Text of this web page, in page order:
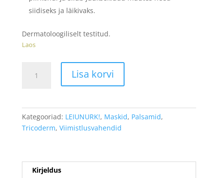
siidiseks ja läikivaks.
Dermatoloogiliselt testitud.
Laos
taastav
kogus
Lisa korvi
Kategooriad: LEIUNURK!, Maskid, Palsamid,
Tricoderm, Viimistlusvahendid
Kirjeldus